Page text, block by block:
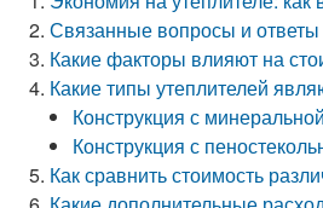
Связанные вопросы и ответы
Какие факторы влияют на
Какие типы утеплителей
Конструкция с
Конструкция с
Как сравнить стоимость